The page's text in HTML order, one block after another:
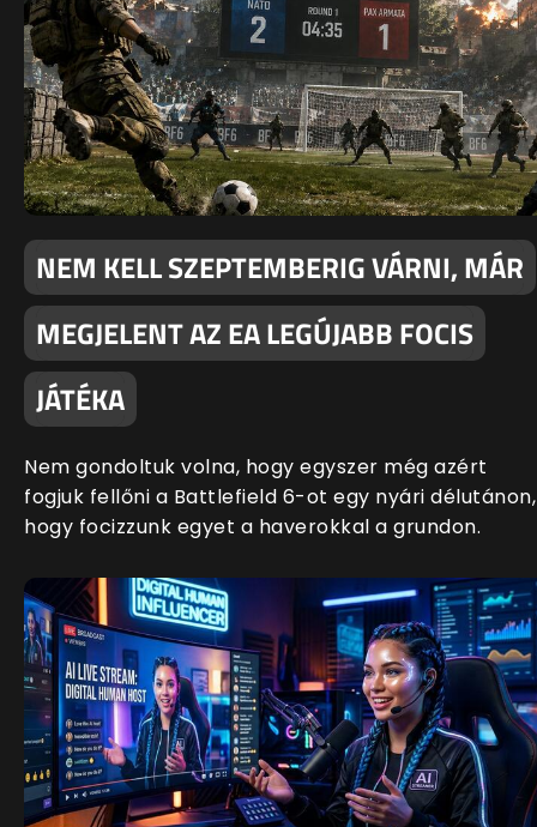
NEM KELL SZEPTEMBERIG VÁRNI, MÁR
MEGJELENT AZ EA LEGÚJABB FOCIS
JÁTÉKA
Nem gondoltuk volna, hogy egyszer még azért
fogjuk fellőni a Battlefield 6-ot egy nyári délutánon,
hogy focizzunk egyet a haverokkal a grundon.